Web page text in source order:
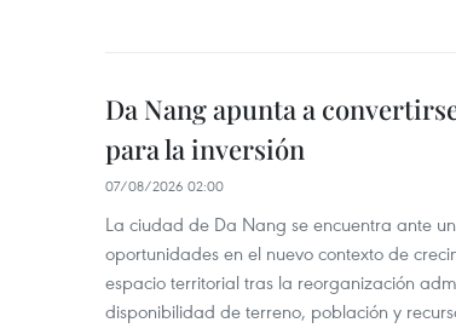
Da Nang apunta a
para la inversión
07/08/2026 02:00
La ciudad de Da Nang se encuentra ante
oportunidades en el nuevo contexto de
espacio territorial tras la reorganización
disponibilidad de terreno, población y